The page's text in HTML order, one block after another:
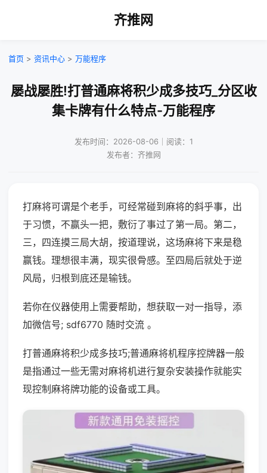
齐推网
首页 > 资讯中心 > 万能程序
屡战屡胜!打普通麻将积少成多技巧_分区收
集卡牌有什么特点-万能程序
发布时间：2026-08-06｜阅读：1
发布者：齐推网
打麻将可谓是个老手，可经常碰到麻将的斜乎事，出
于习惯，不赢头一把，敷衍了事过了第一局。第二，
三，四连摸三局大胡，按道理说，这场麻将下来是稳
赢钱。理想很丰满，现实很骨感。至四局后就处于逆
风局，归根到底还是输钱。
若你在仪器使用上需要帮助，想获取一对一指导，添
加微信号; sdf6770 随时交流 。
打普通麻将积少成多技巧;普通麻将机程序控牌器一般
是指通过一些无需对麻将机进行复杂安装操作就能实
现控制麻将牌功能的设备或工具。